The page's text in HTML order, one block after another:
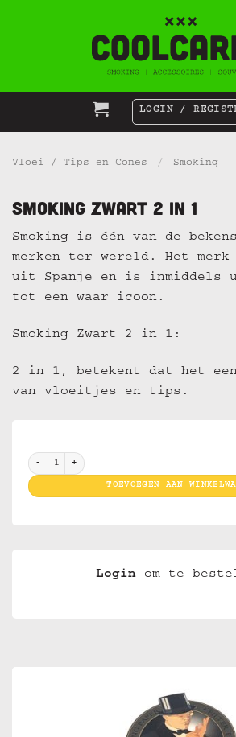
LOGIN /
Vloei / Tips en Cones / Smoking
Smoking Zwart 2 in 1
Smoking is één van de
merken ter wereld. Het
uit Spanje en is inmiddels
tot een waar icoon.
Smoking Zwart 2 in 1:
2 in 1, betekent dat het
van vloeitjes en tips.
Smoking Zwart 2 in 1 aantal
TOEVOEGEN AAN
Login om te